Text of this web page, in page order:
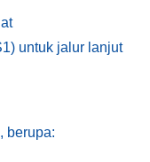
untuk jalur lanjut
berupa: